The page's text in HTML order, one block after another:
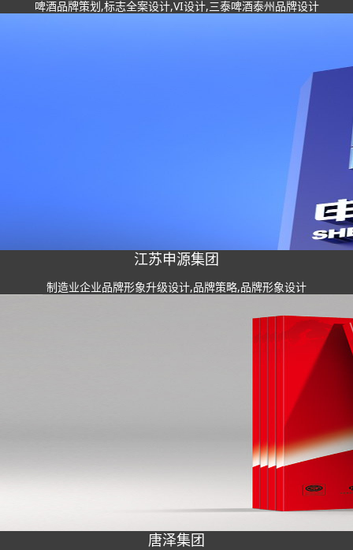
啤酒品牌策划,标志全案设计,VI设计,三泰啤酒泰州品牌设计
江苏申源集团
制造业企业品牌形象升级设计,品牌策略,品牌形象设计
唐泽集团